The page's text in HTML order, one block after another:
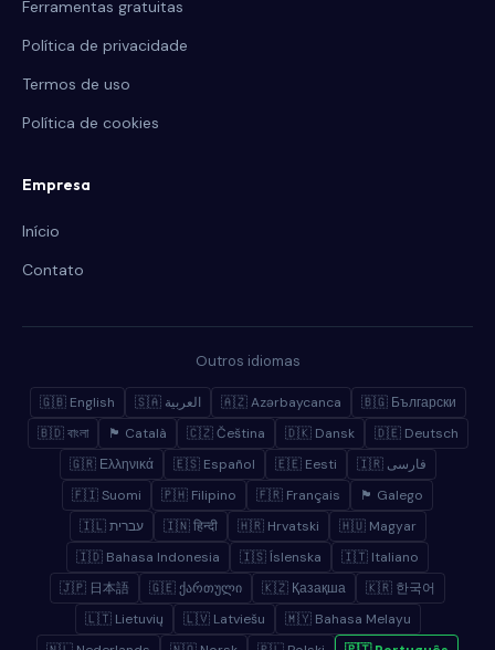
Ferramentas gratuitas
Política de privacidade
Termos de uso
Política de cookies
Empresa
Início
Contato
Outros idiomas
🇬🇧 English 🇸🇦 العربية 🇦🇿 Azərbaycanca
🇧🇬 Български
🇧🇩 বাংলা
🏴 Català 🇨🇿 Čeština 🇩🇰 Dansk
🇩🇪 Deutsch
🇬🇷 Ελληνικά
🇪🇸 Español 🇪🇪 Eesti
🇮🇷 فارسی
🇫🇮 Suomi
🇵🇭 Filipino 🇫🇷 Français
🏴 Galego
🇮🇱 עברית
🇮🇳 हिन्दी 🇭🇷 Hrvatski
🇭🇺 Magyar
🇮🇩 Bahasa Indonesia
🇮🇸 Íslenska
🇮🇹 Italiano
🇯🇵 日本語
🇬🇪 ქართული 🇰🇿 Қазақша
🇰🇷 한국어
🇱🇹 Lietuvių
🇱🇻 Latviešu
🇲🇾 Bahasa Melayu